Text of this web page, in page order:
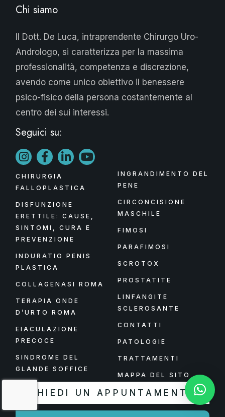
Chi siamo
Il Dott. De Luca, intraprendente Chirurgo Uro-
Andrologo, si caratterizza per la massima
professionalità, competenza e discrezione,
avendo come unico obiettivo il benessere
psico-fisico della persona costantemente al
centro dei sui interessi.
Seguici su:
CHIRURGIA
FALLOPLASTICA
DISFUNZIONE
ERETTILE: CAUSE,
SINTOMI, CURA E
PREVENZIONE
INDURATIO PENIS
PLASTICA
COLLAGENASI ROMA
TERAPIA ONDE
D’URTO ROMA
EIACULAZIONE
PRECOCE
SINDROME DEL
GLANDE SOFFICE
INGRANDIMENTO DEL
PENE
CIRCONCISIONE
MASCHILE
FIMOSI
PARAFIMOSI
SCROTOX
PROSTATITE
LINFANGITE
SCLEROSANTE
CONTATTI
PATOLOGIE
TRATTAMENTI
MAPPA DEL SITO
CHIEDI UN APPUNTAMENTO